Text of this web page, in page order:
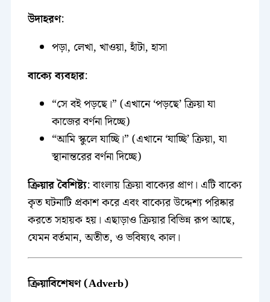
উদাহরণ:
পড়া, লেখা, খাওয়া, হাঁটা, হাসা
বাক্যে ব্যবহার:
“সে বই পড়ছে।” (এখানে ‘পড়ছে’ ক্রিয়া যা
কাজের বর্ণনা দিচ্ছে)
“আমি স্কুলে যাচ্ছি।” (এখানে ‘যাচ্ছি’ ক্রিয়া, যা
স্থানান্তরের বর্ণনা দিচ্ছে)
ক্রিয়ার বৈশিষ্ট্য: বাংলায় ক্রিয়া বাক্যের প্রাণ। এটি বাক্যে
কৃত ঘটনাটি প্রকাশ করে এবং বাক্যের উদ্দেশ্য পরিষ্কার
করতে সহায়ক হয়। এছাড়াও ক্রিয়ার বিভিন্ন রূপ আছে,
যেমন বর্তমান, অতীত, ও ভবিষ্যৎ কাল।
ক্রিয়াবিশেষণ (Adverb)